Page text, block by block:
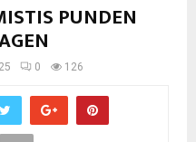
PUNDEN
0 126